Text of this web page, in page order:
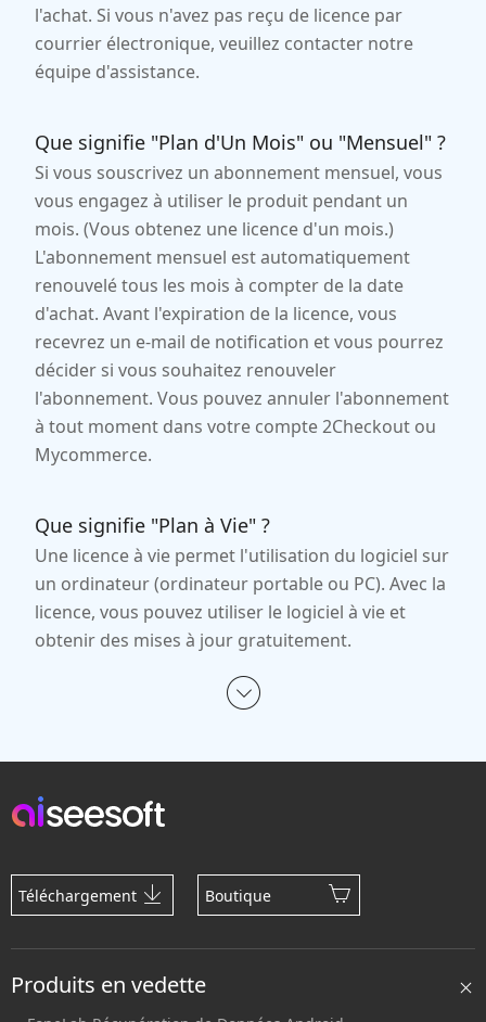
l'achat. Si vous n'avez pas reçu de licence par
courrier électronique, veuillez contacter notre
équipe d'assistance.
Que signifie "Plan d'Un Mois" ou "Mensuel" ?
Si vous souscrivez un abonnement mensuel, vous
vous engagez à utiliser le produit pendant un
mois. (Vous obtenez une licence d'un mois.)
L'abonnement mensuel est automatiquement
renouvelé tous les mois à compter de la date
d'achat. Avant l'expiration de la licence, vous
recevrez un e-mail de notification et vous pourrez
décider si vous souhaitez renouveler
l'abonnement. Vous pouvez annuler l'abonnement
à tout moment dans votre compte 2Checkout ou
Mycommerce.
Que signifie "Plan à Vie" ?
Une licence à vie permet l'utilisation du logiciel sur
un ordinateur (ordinateur portable ou PC). Avec la
licence, vous pouvez utiliser le logiciel à vie et
obtenir des mises à jour gratuitement.
Téléchargement Boutique
Produits en vedette